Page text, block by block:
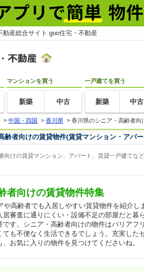
動産総合サイト goo住宅・不動産
マンションを買う
新築 中古
一戸建てを買う
新築 中古
> 中国・四国 > 香川県 > 香川県のシニア・高齢者
齢者向けの賃貸物件(賃貸マンション・アパ
向けの賃貸マンション、アパート、賃貸一戸建て
者向けの賃貸物件特集
や高齢者でも入居しやすい賃貸物件を紹介し
居審査に通りにくい・設備不足の部屋だと暮
です。シニア・高齢者向けの物件はバリアフ
ても不便なく生活できるでしょう。充実した
お気に入りの物件を見つけてくださいね。